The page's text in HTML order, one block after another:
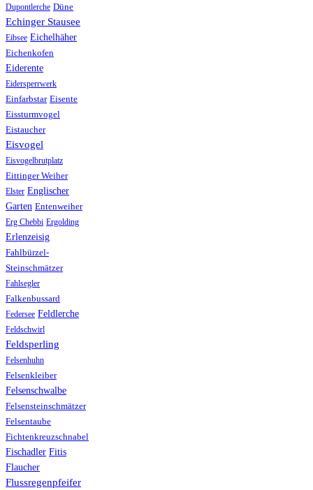
Dupontlerche Düne
Echinger Stausee
Eibsee Eichelhäher
Eichenkofen
Eiderente
Eidersperrwerk
Einfarbstar Eisente
Eissturmvogel
Eistaucher
Eisvogel
Eisvogelbrutplatz
Eittinger Weiher
Elster Englischer
Garten Entenweiher
Erg Chebbi Ergolding
Erlenzeisig
Fahlbürzel-
Steinschmätzer
Fahlsegler
Falkenbussard
Federsee Feldlerche
Feldschwirl
Feldsperling
Felsenhuhn
Felsenkleiber
Felsenschwalbe
Felsensteinschmätzer
Felsentaube
Fichtenkreuzschnabel
Fischadler Fitis
Flaucher
Flussregenpfeifer